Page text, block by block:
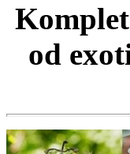
od